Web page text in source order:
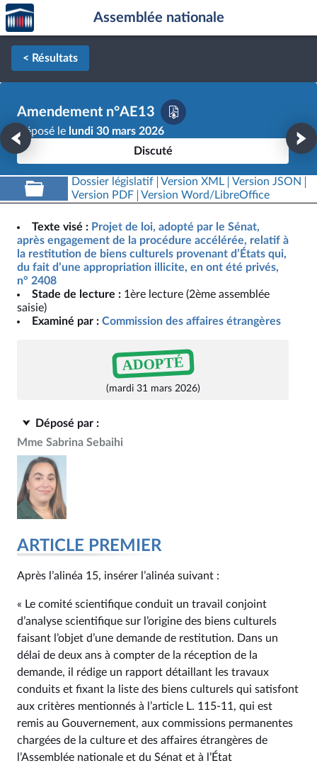
Aller au contenu
Aller en bas de la page
Accèder
à la
page
d'accueil
Assemblée nationale
< Résultats
Amendement n°AE13
Déposé le lundi 30 mars 2026
Discuté
Dossier législatif Version XML
Version JSON
Version PDF
Version Word/LibreOffice
Texte visé : Projet de loi, adopté par le Sénat,
après engagement de la procédure accélérée, relatif à
la restitution de biens culturels provenant d’États qui,
du fait d’une appropriation illicite, en ont été privés,
n° 2408
Stade de lecture : 1ère lecture (2ème assemblée
saisie)
Examiné par : Commission des affaires étrangères
ADOPTÉ
(mardi 31 mars 2026)
Déposé par :
Mme Sabrina Sebaihi
ARTICLE PREMIER
Après l’alinéa 15, insérer l’alinéa suivant :
« Le comité scientifique conduit un travail conjoint
d’analyse scientifique sur l’origine des biens culturels
faisant l’objet d’une demande de restitution. Dans un
délai de deux ans à compter de la réception de la
demande, il rédige un rapport détaillant les travaux
conduits et fixant la liste des biens culturels qui satisfont
aux critères mentionnés à l’article L. 115‑11, qui est
remis au Gouvernement, aux commissions permanentes
chargées de la culture et des affaires étrangères de
l’Assemblée nationale et du Sénat et à l’État